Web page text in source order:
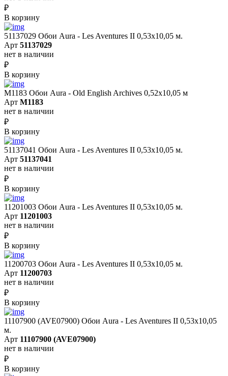
₽
В корзину
51137029 Обои Aura - Les Aventures II 0,53х10,05 м.
Арт 51137029
нет в наличии
₽
В корзину
M1183 Обои Aura - Old English Archives 0,52x10,05 м
Арт M1183
нет в наличии
₽
В корзину
51137041 Обои Aura - Les Aventures II 0,53х10,05 м.
Арт 51137041
нет в наличии
₽
В корзину
11201003 Обои Aura - Les Aventures II 0,53х10,05 м.
Арт 11201003
нет в наличии
₽
В корзину
11200703 Обои Aura - Les Aventures II 0,53х10,05 м.
Арт 11200703
нет в наличии
₽
В корзину
11107900 (AVE07900) Обои Aura - Les Aventures II 0,53х10,05
м.
Арт 11107900 (AVE07900)
нет в наличии
₽
В корзину